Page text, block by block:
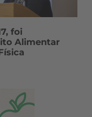
foi
Alimentar